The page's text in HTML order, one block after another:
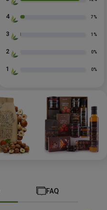
4 7%
3 1%
2 0%
1 0%
FAQ